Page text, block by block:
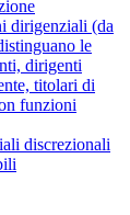
dirigenziali (da
le
dirigenti
titolari di
funzioni
discrezionali